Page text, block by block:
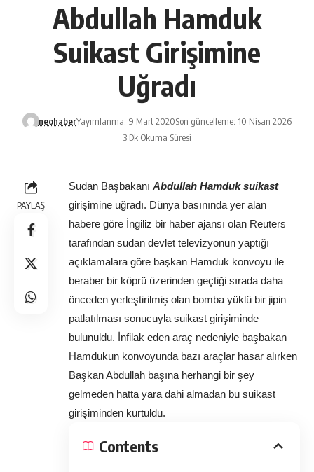
Abdullah Hamduk
Suikast Girişimine
Uğradı
neohaberYayımlanma: 9 Mart 2020Son güncelleme: 10 Nisan 2026
3 Dk Okuma Süresi
PAYLAŞ
Sudan Başbakanı Abdullah Hamduk suikast
girişimine uğradı. Dünya basınında yer alan
habere göre İngiliz bir haber ajansı olan Reuters
tarafından sudan devlet televizyonun yaptığı
açıklamalara göre başkan Hamduk konvoyu ile
beraber bir köprü üzerinden geçtiği sırada daha
önceden yerleştirilmiş olan bomba yüklü bir jipin
patlatılması sonucuyla suikast girişiminde
bulunuldu. İnfilak eden araç nedeniyle başbakan
Hamdukun konvoyunda bazı araçlar hasar alırken
Başkan Abdullah başına herhangi bir şey
gelmeden hatta yara dahi almadan bu suikast
girişiminden kurtuldu.
Contents